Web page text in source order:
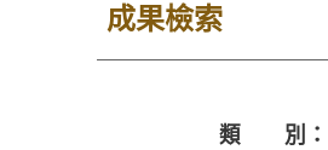
成果檢索
類 別：